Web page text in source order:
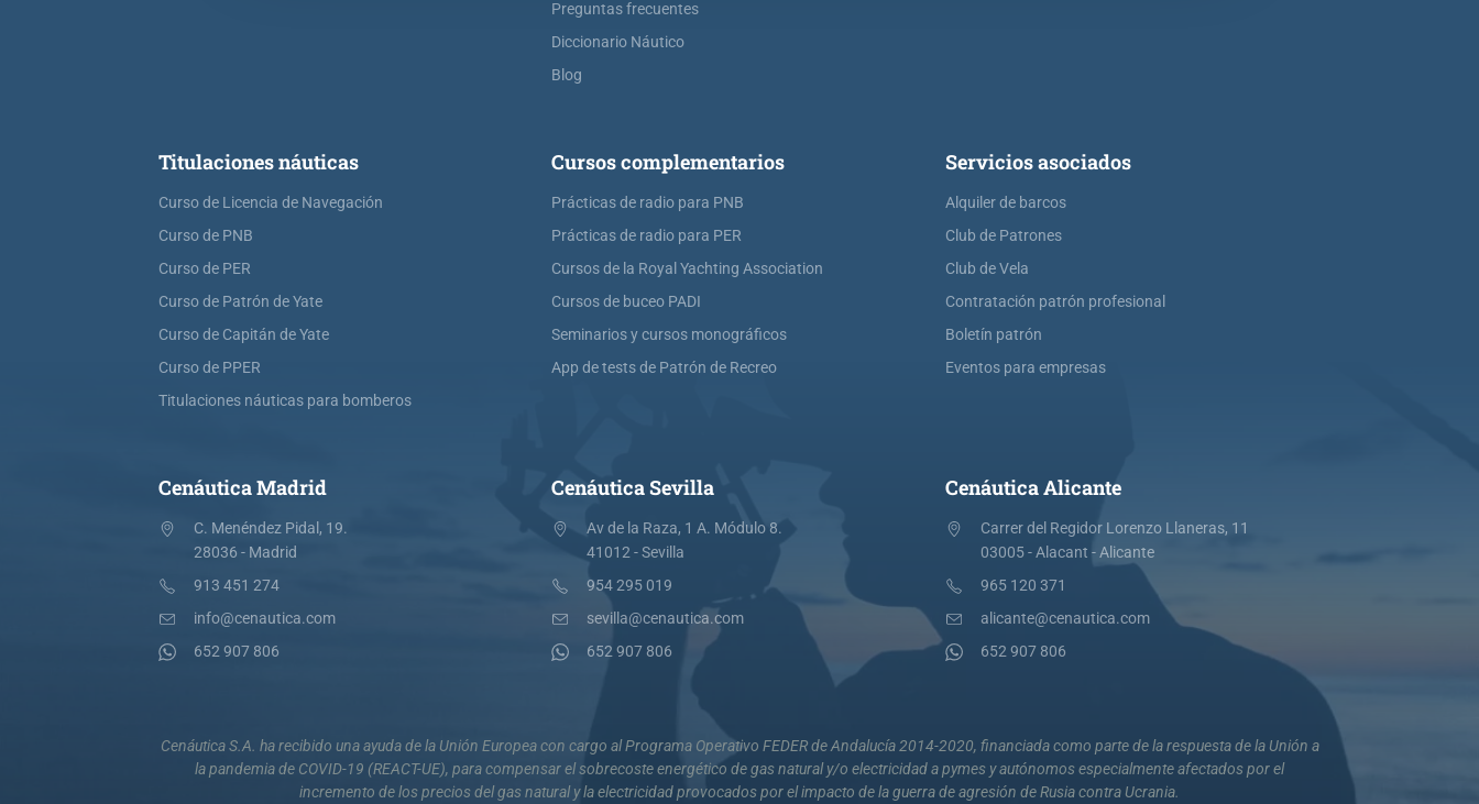
Preguntas frecuentes
Diccionario Náutico
Blog
Titulaciones náuticas
Curso de Licencia de Navegación
Curso de PNB
Curso de PER
Curso de Patrón de Yate
Curso de Capitán de Yate
Curso de PPER
Titulaciones náuticas para bomberos
Cursos complementarios
Prácticas de radio para PNB
Prácticas de radio para PER
Cursos de la Royal Yachting Association
Cursos de buceo PADI
Seminarios y cursos monográficos
App de tests de Patrón de Recreo
Servicios asociados
Alquiler de barcos
Club de Patrones
Club de Vela
Contratación patrón profesional
Boletín patrón
Eventos para empresas
Cenáutica Madrid
C. Menéndez Pidal, 19.
28036 - Madrid
913 451 274
info@cenautica.com
652 907 806
Cenáutica Sevilla
Av de la Raza, 1 A. Módulo 8.
41012 - Sevilla
954 295 019
sevilla@cenautica.com
652 907 806
Cenáutica Alicante
Carrer del Regidor Lorenzo Llaneras, 11
03005 - Alacant - Alicante
965 120 371
alicante@cenautica.com
652 907 806
Cenáutica S.A. ha recibido una ayuda de la Unión Europea con cargo al Programa Operativo FEDER de Andalucía 2014-2020, financiada como parte de la respuesta de la Unión a
la pandemia de COVID-19 (REACT-UE), para compensar el sobrecoste energético de gas natural y/o electricidad a pymes y autónomos especialmente afectados por el
incremento de los precios del gas natural y la electricidad provocados por el impacto de la guerra de agresión de Rusia contra Ucrania.